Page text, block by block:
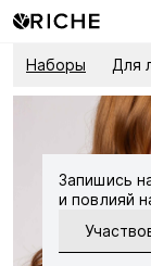
Наборы Для
Запишись
и повлияй